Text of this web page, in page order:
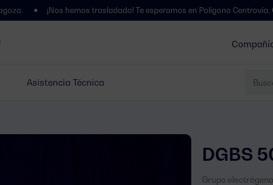
Asistencia Técnica
¡Nos hemos trasladado! Te esperamos en Polígono Centrovía, Calle La
DGBS
Grupo